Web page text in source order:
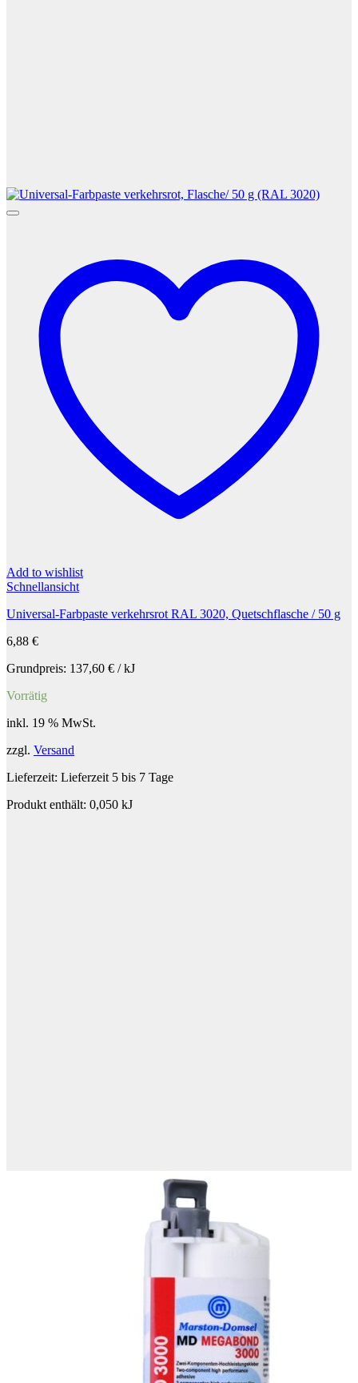
Add to wishlist
Schnellansicht
Universal-Farbpaste verkehrsrot RAL 3020, Quetschflasche / 50 g
6,88 €
Grundpreis: 137,60 € /kJ
Vorrätig
inkl. 19 % MwSt.
zzgl. Versand
Lieferzeit: Lieferzeit 5 bis 7 Tage
Produkt enthält: 0,050 kJ